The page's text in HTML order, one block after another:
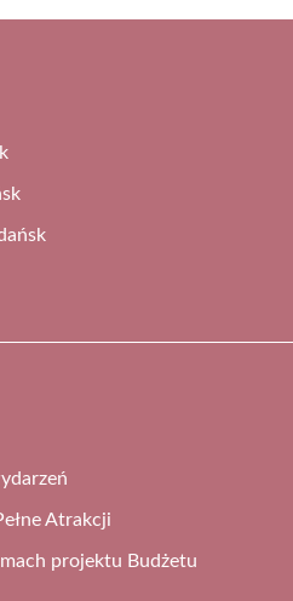
Atrakcji
projektu Budżetu